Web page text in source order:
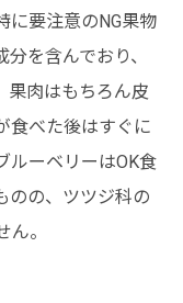
に要注意のNG果物
を含んでおり、
果肉はもちろん皮
食べた後はすぐに
ルーベリーはOK食
のの、ツツジ科の
。